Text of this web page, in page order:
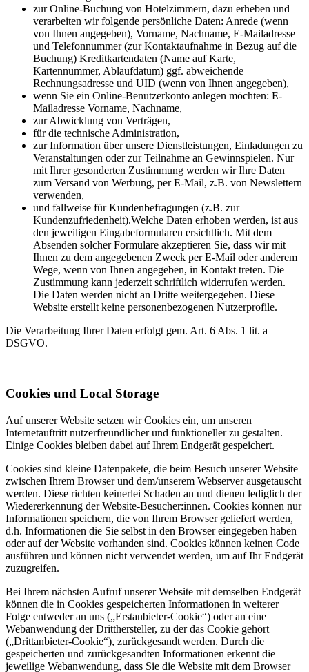
zur Online-Buchung von Hotelzimmern, dazu erheben und
verarbeiten wir folgende persönliche Daten: Anrede (wenn
von Ihnen angegeben), Vorname, Nachname, E-Mailadresse
und Telefonnummer (zur Kontaktaufnahme in Bezug auf die
Buchung) Kreditkartendaten (Name auf Karte,
Kartennummer, Ablaufdatum) ggf. abweichende
Rechnungsadresse und UID (wenn von Ihnen angegeben),
wenn Sie ein Online-Benutzerkonto anlegen möchten: E-
Mailadresse Vorname, Nachname,
zur Abwicklung von Verträgen,
für die technische Administration,
zur Information über unsere Dienstleistungen, Einladungen zu
Veranstaltungen oder zur Teilnahme an Gewinnspielen. Nur
mit Ihrer gesonderten Zustimmung werden wir Ihre Daten
zum Versand von Werbung, per E-Mail, z.B. von Newslettern
verwenden,
und fallweise für Kundenbefragungen (z.B. zur
Kundenzufriedenheit).Welche Daten erhoben werden, ist aus
den jeweiligen Eingabeformularen ersichtlich. Mit dem
Absenden solcher Formulare akzeptieren Sie, dass wir mit
Ihnen zu dem angegebenen Zweck per E-Mail oder anderem
Wege, wenn von Ihnen angegeben, in Kontakt treten. Die
Zustimmung kann jederzeit schriftlich widerrufen werden.
Die Daten werden nicht an Dritte weitergegeben. Diese
Website erstellt keine personenbezogenen Nutzerprofile.
Die Verarbeitung Ihrer Daten erfolgt gem. Art. 6 Abs. 1 lit. a
DSGVO.
Cookies und Local Storage
Auf unserer Website setzen wir Cookies ein, um unseren
Internetauftritt nutzerfreundlicher und funktioneller zu gestalten.
Einige Cookies bleiben dabei auf Ihrem Endgerät gespeichert.
Cookies sind kleine Datenpakete, die beim Besuch unserer Website
zwischen Ihrem Browser und dem/unserem Webserver ausgetauscht
werden. Diese richten keinerlei Schaden an und dienen lediglich der
Wiedererkennung der Website-Besucher:innen. Cookies können nur
Informationen speichern, die von Ihrem Browser geliefert werden,
d.h. Informationen die Sie selbst in den Browser eingegeben haben
oder auf der Website vorhanden sind. Cookies können keinen Code
ausführen und können nicht verwendet werden, um auf Ihr Endgerät
zuzugreifen.
Bei Ihrem nächsten Aufruf unserer Website mit demselben Endgerät
können die in Cookies gespeicherten Informationen in weiterer
Folge entweder an uns („Erstanbieter-Cookie“) oder an eine
Webanwendung der Dritthersteller, zu der das Cookie gehört
(„Drittanbieter-Cookie“), zurückgesandt werden. Durch die
gespeicherten und zurückgesandten Informationen erkennt die
jeweilige Webanwendung, dass Sie die Website mit dem Browser